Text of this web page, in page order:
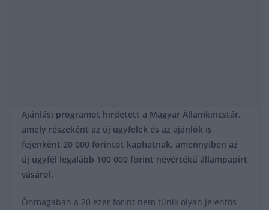
Ajánlási programot hirdetett a Magyar Államkincstár,
amely részeként az új ügyfelek és az ajánlók is
fejenként 20 000 forintot kaphatnak, amennyiben az
új ügyfél legalább 100 000 forint névértékű állampapírt
vásárol.
Önmagában a 20 ezer forint nem tűnik olyan jelentős